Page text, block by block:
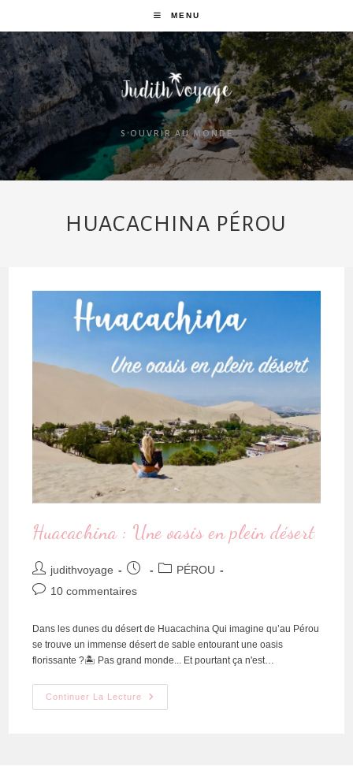
MENU
S'OUVRIR AU MONDE
HUACACHINA PÉROU
Huacachina : Une oasis en plein désert
judithvoyage
PÉROU
10 commentaires
Dans les dunes du désert de Huacachina Qui imagine qu’au Pérou
se trouve un immense désert de sable entourant une oasis
florissante ?🏝 Pas grand monde... Et pourtant ça n'est…
Continuer La Lecture